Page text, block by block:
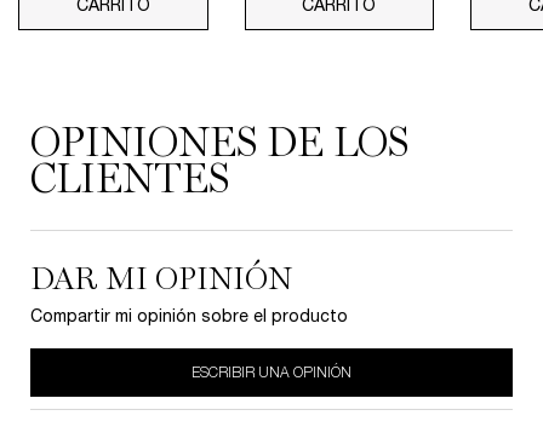
CARRITO TONIQUE CONFORTCARRITO HYDRA ZEN DAY
OPINIONES DE LOS
CLIENTES
DAR MI OPINIÓN
Compartir mi opinión sobre el producto
ESCRIBIR UNA OPINIÓN